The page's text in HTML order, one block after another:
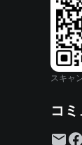
スキャ
コ